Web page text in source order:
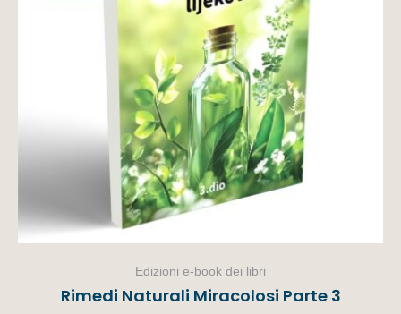
Edizioni e-book dei libri
Rimedi Naturali Miracolosi Parte 3